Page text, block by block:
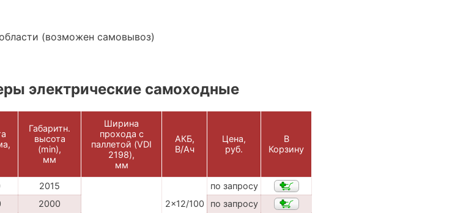
(возможен самовывоз)
электрические самоходные
Габаритн.
высота
(min),
мм
Ширина
прохода с
паллетой (VDI
2198),
мм
АКБ,
В/Ач
Цена,
руб.
В
Корзину
2015
2x12/100
по запросу
2000
по запросу